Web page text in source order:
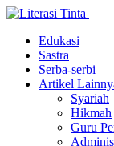
Edukasi
Sastra
Serba-serbi
Artikel
Syariah
Hikmah
Guru